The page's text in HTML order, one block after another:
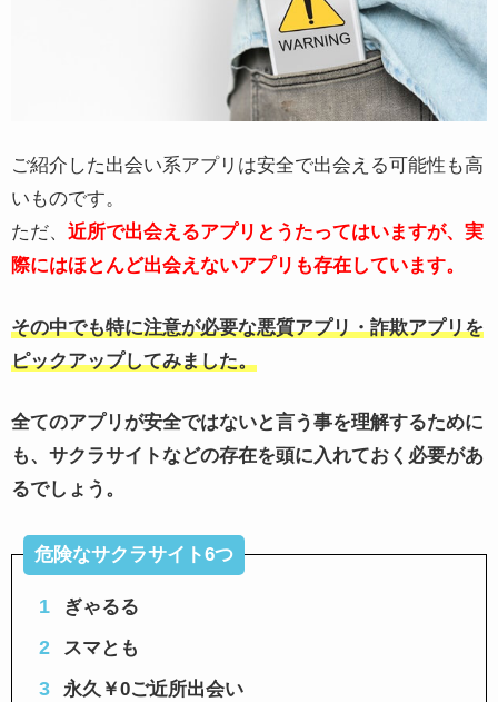
ご紹介した出会い系アプリは安全で出会える可能性も高
いものです。
ただ、 近所で出会えるアプリとうたってはいますが、実
際にはほとんど出会えないアプリも存在しています。
その中でも特に注意が必要な悪質アプリ・詐欺アプリを
ピックアップしてみました。
全てのアプリが安全ではないと言う事を理解するために
も、サクラサイトなどの存在を頭に入れておく必要があ
るでしょう。
危険なサクラサイト6つ
ぎゃるる
スマとも
永久￥0ご近所出会い